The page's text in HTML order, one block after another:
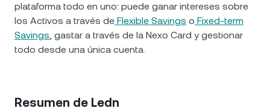
plataforma todo en uno: puede ganar intereses sobre
los Activos a través de Flexible Savings o Fixed-term
Savings, gastar a través de la Nexo Card y gestionar
todo desde una única cuenta.
Resumen de Ledn